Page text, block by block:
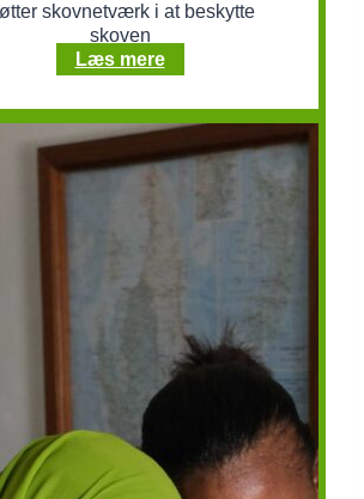
skovnetværk i at beskytte
skoven
Læs mereSkovbeskyttelse
i
Cambodja